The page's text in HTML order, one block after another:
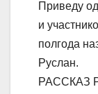
Приведу
и
полгода
Руслан.
РАССКАЗ